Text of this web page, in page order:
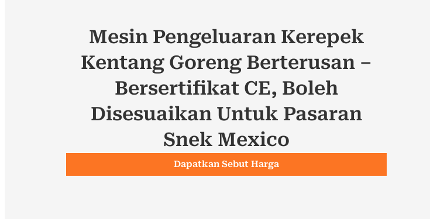
Mesin Pengeluaran Kerepek
Kentang Goreng Berterusan –
Bersertifikat CE, Boleh
Disesuaikan Untuk Pasaran
Snek Mexico
Dapatkan Sebut Harga